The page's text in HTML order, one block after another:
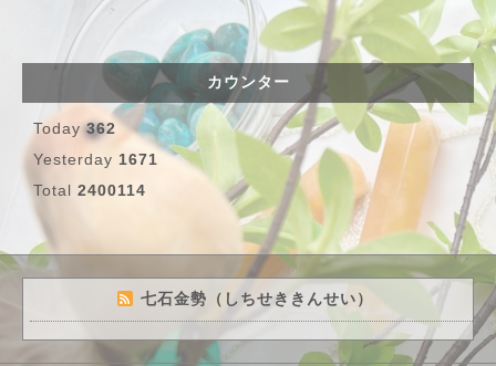
カウンター
Today362
Yesterday 1671
Total 2400114
七石金勢（しちせききんせい）